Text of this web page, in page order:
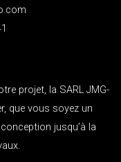
projet, la SARL JMG-
que vous soyez un
jusqu’à la